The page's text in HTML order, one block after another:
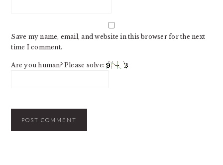
Save my name, email, and website in this browser for the next
time I comment.
Are you human? Please solve: